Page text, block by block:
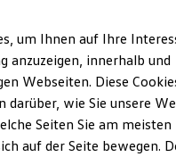
um Ihnen auf Ihre
anzuzeigen, innerhalb und
Webseiten. Diese
wie Sie unsere
Seiten Sie am meisten
auf der Seite bewegen.